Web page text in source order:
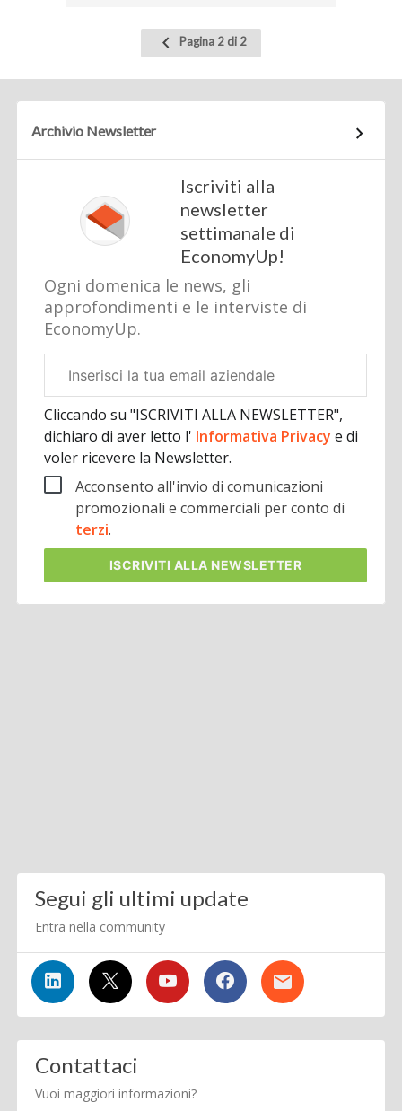
Pagina
precedente
Pagina 2 di 2
Archivio Newsletter
Iscriviti alla
newsletter
settimanale di
EconomyUp!
Ogni domenica le news, gli
approfondimenti e le interviste di
EconomyUp.
aziendale
Cliccando su "ISCRIVITI ALLA NEWSLETTER",
dichiaro di aver letto l' Informativa Privacye di
voler ricevere la Newsletter.
Acconsento all'invio di comunicazioni
promozionali e commerciali per conto di
terzi.
ISCRIVITI ALLA NEWSLETTER
Segui gli ultimi update
Entra nella community
Contattaci
Vuoi maggiori informazioni?